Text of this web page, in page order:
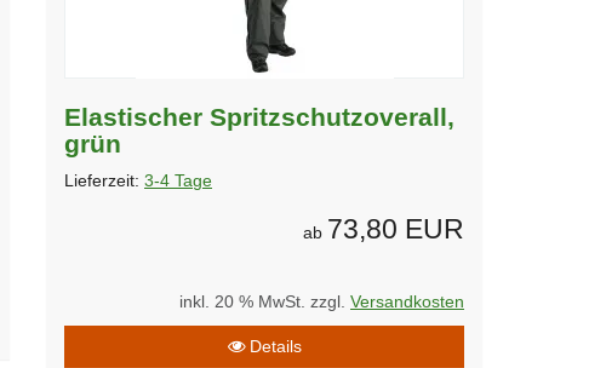
Elastischer Spritzschutzoverall,
grün
Lieferzeit: 3-4 Tage
ab 73,80 EUR
inkl. 20 % MwSt. zzgl. Versandkosten
Details